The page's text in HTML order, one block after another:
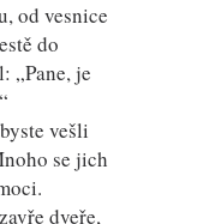
od vesnice
do
„Pane, je
vešli
se jich
dveře,